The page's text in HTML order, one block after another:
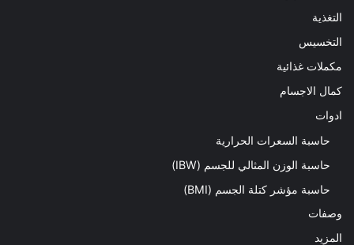
التغذية
التخسيس
مكملات غذائية
كمال الاجسام
ادوات
حاسبة السعرات الحرارية
حاسبة الوزن المثالي للجسم (IBW)
حاسبة مؤشر كتلة الجسم (BMI)
وصفات
المزيد